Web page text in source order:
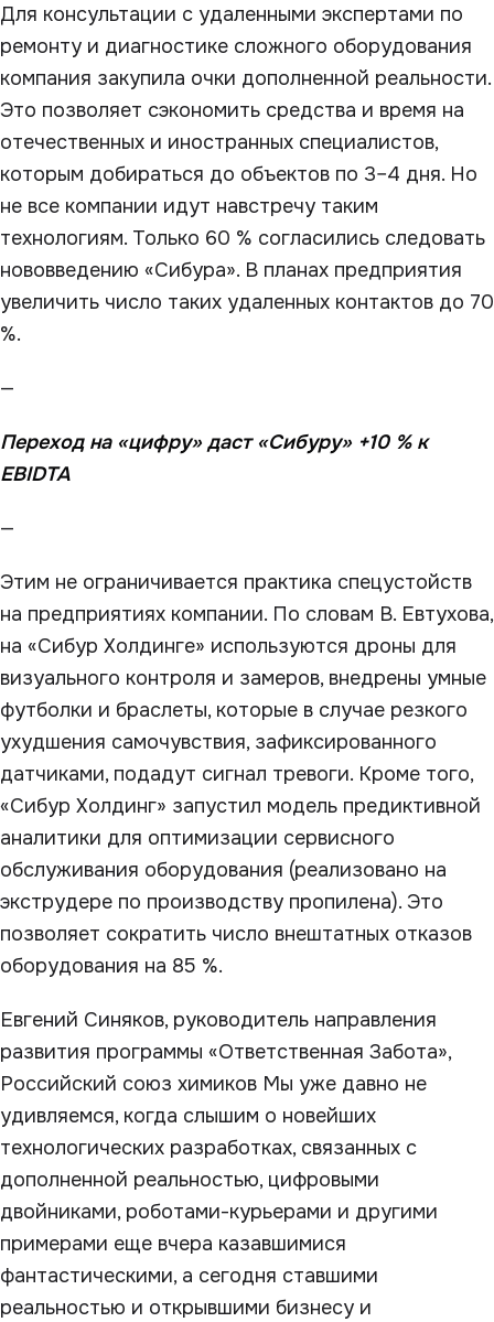
Для консультации с удаленными экспертами по
ремонту и диагностике сложного оборудования
компания закупила очки дополненной реальности.
Это позволяет сэкономить средства и время на
отечественных и иностранных специалистов,
которым добираться до объектов по 3–4 дня. Но
не все компании идут навстречу таким
технологиям. Только 60 % согласились следовать
нововведению «Сибура». В планах предприятия
увеличить число таких удаленных контактов до 70
%.
—
Переход на «цифру» даст «Сибуру» +10 % к
EBIDTA
—
Этим не ограничивается практика спецустойств
на предприятиях компании. По словам В. Евтухова,
на «Сибур Холдинге» используются дроны для
визуального контроля и замеров, внедрены умные
футболки и браслеты, которые в случае резкого
ухудшения самочувствия, зафиксированного
датчиками, подадут сигнал тревоги. Кроме того,
«Сибур Холдинг» запустил модель предиктивной
аналитики для оптимизации сервисного
обслуживания оборудования (реализовано на
экструдере по производству пропилена). Это
позволяет сократить число внештатных отказов
оборудования на 85 %.
Евгений Синяков, руководитель направления
развития программы «Ответственная Забота»,
Российский союз химиков Мы уже давно не
удивляемся, когда слышим о новейших
технологических разработках, связанных с
дополненной реальностью, цифровыми
двойниками, роботами-курьерами и другими
примерами еще вчера казавшимися
фантастическими, а сегодня ставшими
реальностью и открывшими бизнесу и